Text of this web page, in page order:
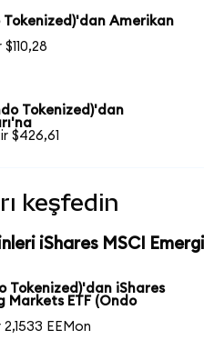
Tokenized)'dan Amerikan
Tokenized)'dan
$426,61
keşfedin
iShares MSCI
Tokenized)'dan iShares
Markets ETF (Ondo
EEMon